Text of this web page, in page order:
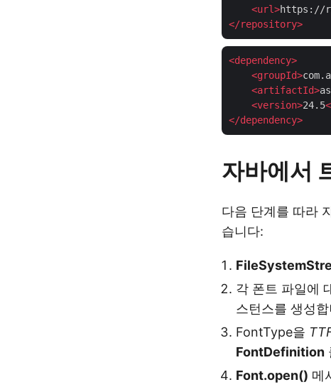
<url>https://
</repository>
<dependency>
<groupId>
<artifactId>
<version>24.5
</dependency>
자바에서
다음 단계를 따라
습니다:
각 폰트 파일에
스턴스를 생성
FontType을
FontDefinition
Font.open() 메